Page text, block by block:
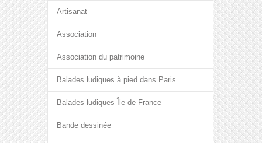
Artisanat
Association
Association du patrimoine
Balades ludiques à pied dans Paris
Balades ludiques Île de France
Bande dessinée